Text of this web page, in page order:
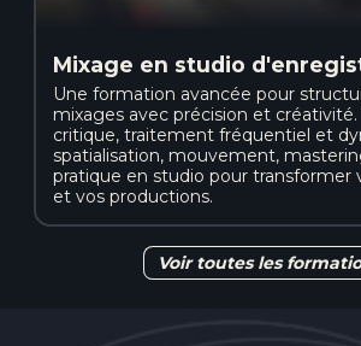
Mixage en studio
Une formation avancée pour
mixages avec précision et
critique, traitement fréquentiel et
spatialisation, mouvement,
pratique en studio pour transformer
et vos productions.
Voir toutes les